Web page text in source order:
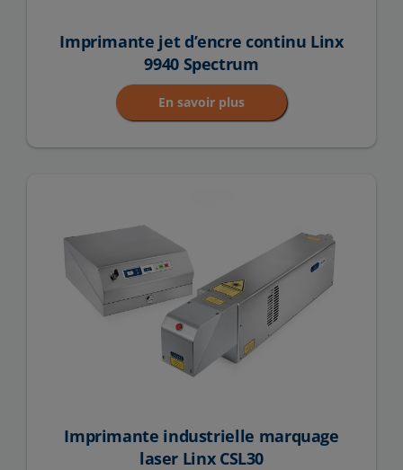
Imprimante jet d’encre continu Linx
9940 Spectrum
En savoir plus
Imprimante industrielle marquage
laser Linx CSL30